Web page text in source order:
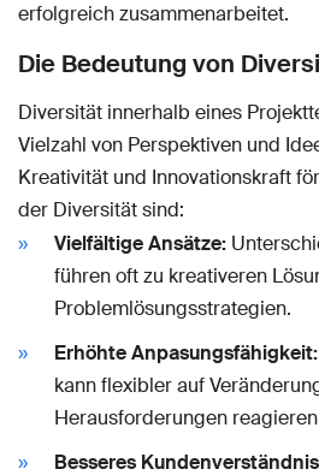
erfolgreich zusammenarbeitet.
Die Bedeutung von
Diversität innerhalb eines
Vielzahl von Perspektiven und
Kreativität und Innovationskraft
der Diversität sind:
Vielfältige Ansätze:
führen oft zu kreativeren
Problemlösungsstrategien.
Erhöhte Anpasungsfähigkeit:
kann flexibler auf
Herausforderungen
Besseres